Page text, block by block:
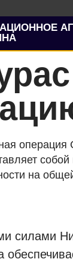
операция
собой
на
силами